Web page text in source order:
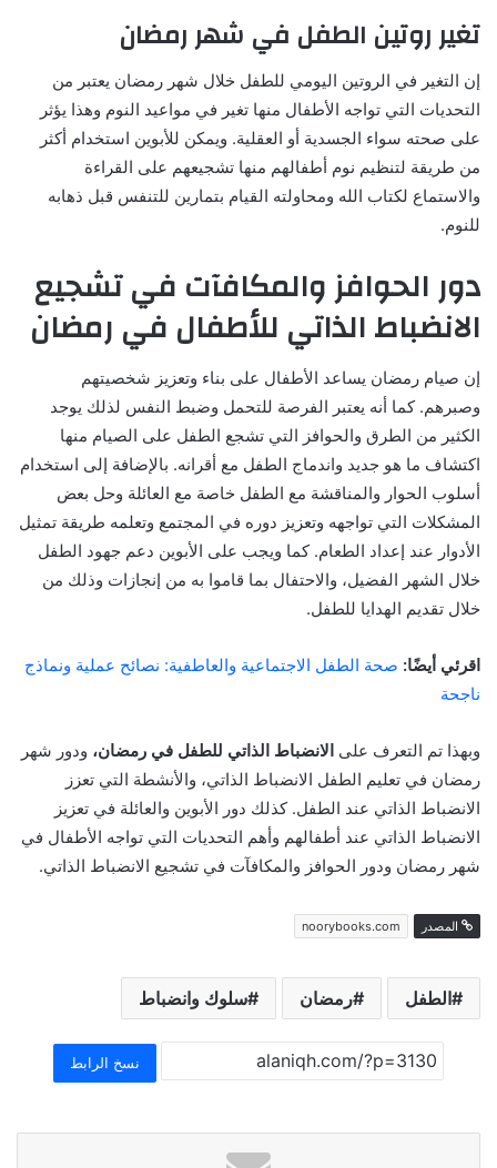
تغير روتين الطفل في شهر رمضان
إن التغير في الروتين اليومي للطفل خلال شهر رمضان يعتبر من
التحديات التي تواجه الأطفال منها تغير في مواعيد النوم وهذا يؤثر
على صحته سواء الجسدية أو العقلية. ويمكن للأبوين استخدام أكثر
من طريقة لتنظيم نوم أطفالهم منها تشجيعهم على القراءة
والاستماع لكتاب الله ومحاولته القيام بتمارين للتنفس قبل ذهابه
للنوم.
دور الحوافز والمكافآت في تشجيع
الانضباط الذاتي للأطفال في رمضان
إن صيام رمضان يساعد الأطفال على بناء وتعزيز شخصيتهم
وصبرهم. كما أنه يعتبر الفرصة للتحمل وضبط النفس لذلك يوجد
الكثير من الطرق والحوافز التي تشجع الطفل على الصيام منها
اكتشاف ما هو جديد واندماج الطفل مع أقرانه. بالإضافة إلى استخدام
أسلوب الحوار والمناقشة مع الطفل خاصة مع العائلة وحل بعض
المشكلات التي تواجهه وتعزيز دوره في المجتمع وتعلمه طريقة تمثيل
الأدوار عند إعداد الطعام. كما ويجب على الأبوين دعم جهود الطفل
خلال الشهر الفضيل، والاحتفال بما قاموا به من إنجازات وذلك من
خلال تقديم الهدايا للطفل.
اقرئي أيضًا: صحة الطفل الاجتماعية والعاطفية: نصائح عملية ونماذج
ناجحة
وبهذا تم التعرف على الانضباط الذاتي للطفل في رمضان، ودور شهر
رمضان في تعليم الطفل الانضباط الذاتي، والأنشطة التي تعزز
الانضباط الذاتي عند الطفل. كذلك دور الأبوين والعائلة في تعزيز
الانضباط الذاتي عند أطفالهم وأهم التحديات التي تواجه الأطفال في
شهر رمضان ودور الحوافز والمكافآت في تشجيع الانضباط الذاتي.
المصدر noorybooks.com
الطفل رمضان سلوك وانضباط
نسخ الرابط